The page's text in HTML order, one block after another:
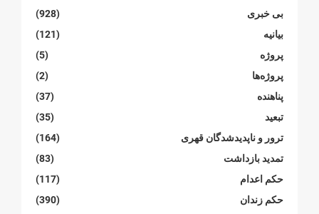
بی خبری
(928)
بیانیە
(121)
پروژە
(5)
پروژەها
(2)
پناهنده
(37)
تبعید
(35)
ترور و ناپدیدشدگان قهری
(164)
تمدید بازداشت
(83)
حکم اعدام
(117)
حکم زندان
(390)